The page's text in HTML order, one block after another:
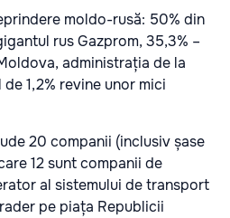
moldo-rusă: 50% din
rus Gazprom, 35,3% –
administrația de la
1,2% revine unor mici
20 companii (inclusiv șase
12 sunt companii de
al sistemului de transport
pe piața Republicii